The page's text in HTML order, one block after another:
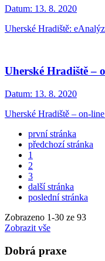
Datum: 13. 8. 2020
Uherské Hradiště:
Uherské Hradiště –
Datum: 13. 8. 2020
Uherské Hradiště – on-
první stránka
předchozí stránka
1
2
3
další stránka
poslední stránka
Zobrazeno 1-30 ze 93
Zobrazit vše
Dobrá praxe